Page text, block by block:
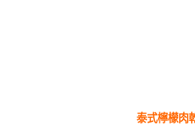
泰式檸檬肉